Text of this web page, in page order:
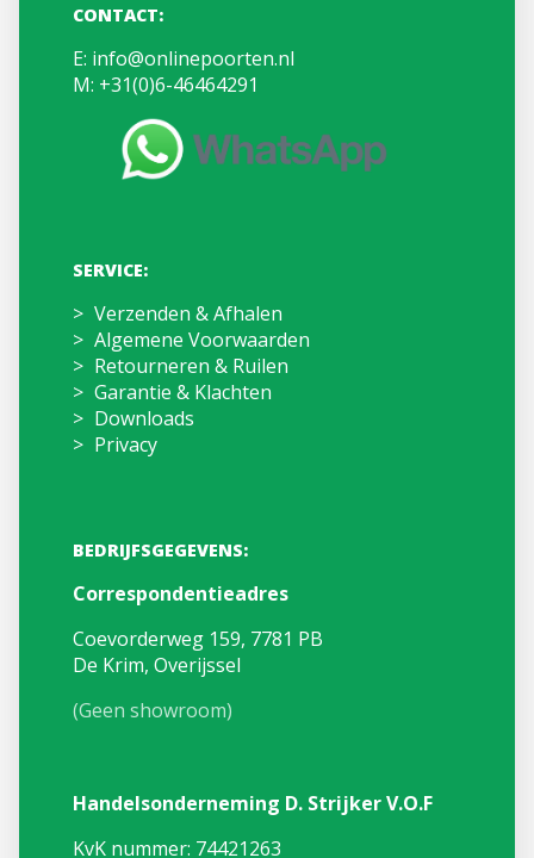
CONTACT:
E: info@onlinepoorten.nl
M: +31(0)6-46464291
SERVICE:
Verzenden & Afhalen
Algemene Voorwaarden
Retourneren & Ruilen
Garantie & Klachten
Downloads
Privacy
BEDRIJFSGEGEVENS:
Correspondentieadres
Coevorderweg 159, 7781 PB
De Krim, Overijssel
(Geen showroom)
Handelsonderneming D. Strijker V.O.F
KvK nummer: 74421263